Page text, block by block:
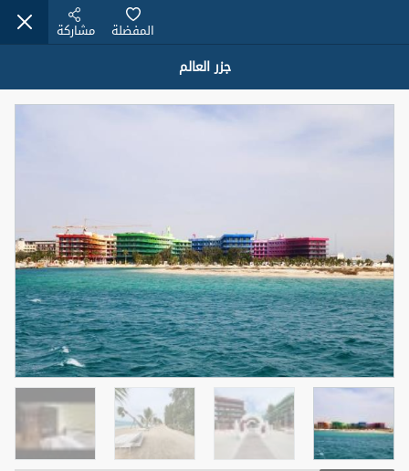
4
سرير
1
حمام
2
المنطقة (متر
مربع)
75.43
المعروض
مفروش/ة جزئيا
حالة
جاهز
اسم الوسيط
MOHAMMED ARSHAD SAIYED
رقم الوسيط
أتصل الأن
5 أشهر +
جزر العالم
المفضلة مشاركة